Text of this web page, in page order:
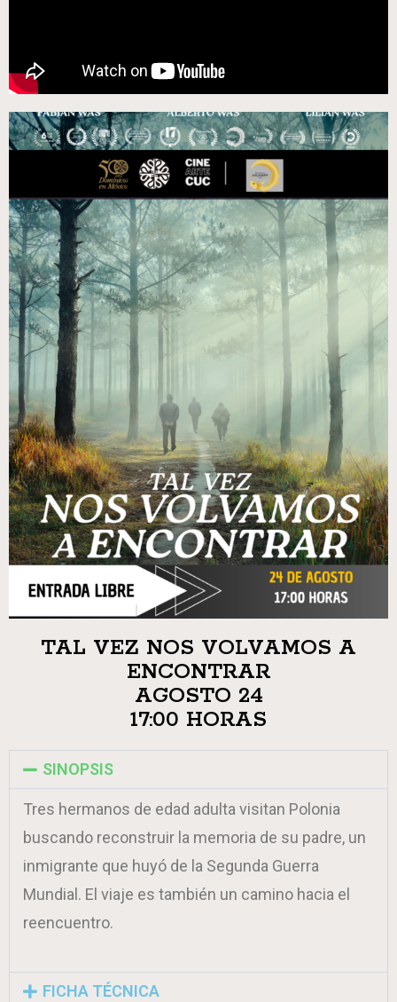
TAL VEZ NOS VOLVAMOS A
ENCONTRAR
AGOSTO 24
17:00 HORAS
SINOPSIS
Tres hermanos de edad adulta visitan Polonia
buscando reconstruir la memoria de su padre, un
inmigrante que huyó de la Segunda Guerra
Mundial. El viaje es también un camino hacia el
reencuentro.
FICHA TÉCNICA